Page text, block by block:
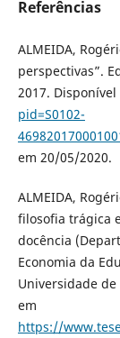
Referências
ALMEIDA,
perspectivas”.
2017. Disponível
pid=S0102-
em 20/05/2020.
ALMEIDA,
filosofia trágica
docência
Economia da
Universidade de
em
https://